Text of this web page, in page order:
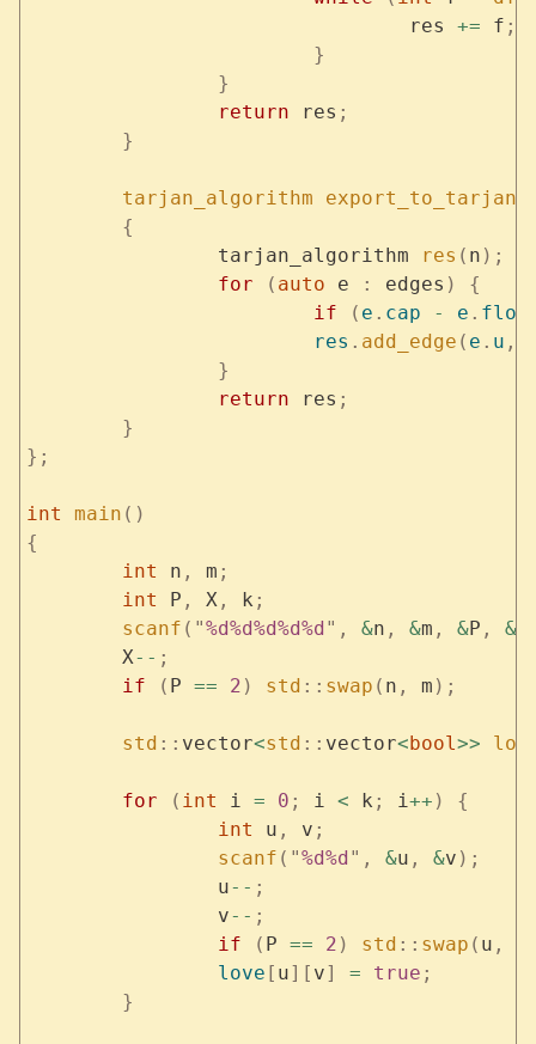
				res
+= f ;
			}
		}
		return
res ;
	}
	tarjan_algorithm
export_to_tarjan
	{
		tarjan_algorithm
res ( n );
		for
( auto e : edges )
{
			if
( e . cap - e . flow
			res
. add_edge ( e . u ,
		}
		return
res ;
	}
};
int main ()
{
	int
n , m ;
	int
P , X, k ;
	scanf
( "%d%d%d%d%d " , &n , &m , &P , &
	X
-- ;
	if
( P == 2 ) std :: swap ( n , m );
	std
:: vector<std :: vector< bool>>
	for
( int i = 0 ; i < k ; i++ )
{
		int
u , v ;
		scanf
( "%d%d " , &u , &v );
		u
-- ;
		v
-- ;
		if
( P == 2 ) std :: swap ( u ,
		love
[ u][ v] = true ;
	}